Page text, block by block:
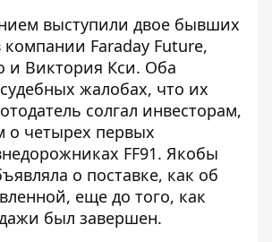
выступили двое бывших
компании Faraday Future,
и Виктория Кси. Оба
жалобах, что их
солгал инвесторам,
о четырех первых
FF91. Якобы
о поставке, как об
еще до того, как
был завершен.